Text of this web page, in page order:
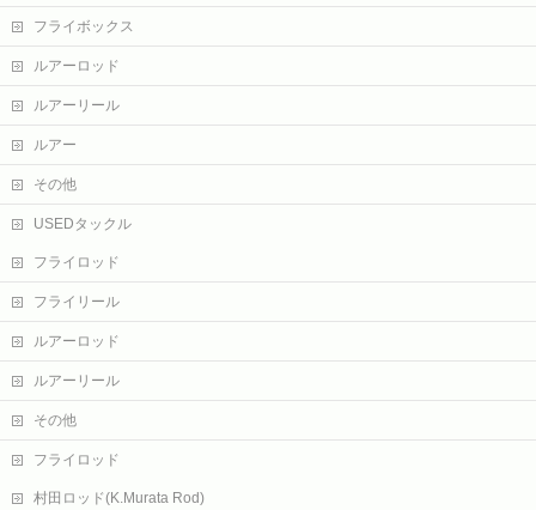
フライボックス
ルアーロッド
ルアーリール
ルアー
その他
USEDタックル
フライロッド
フライリール
ルアーロッド
ルアーリール
その他
フライロッド
村田ロッド(K.Murata Rod)